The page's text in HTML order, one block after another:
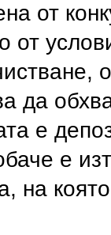
от
от
да
е
е
на